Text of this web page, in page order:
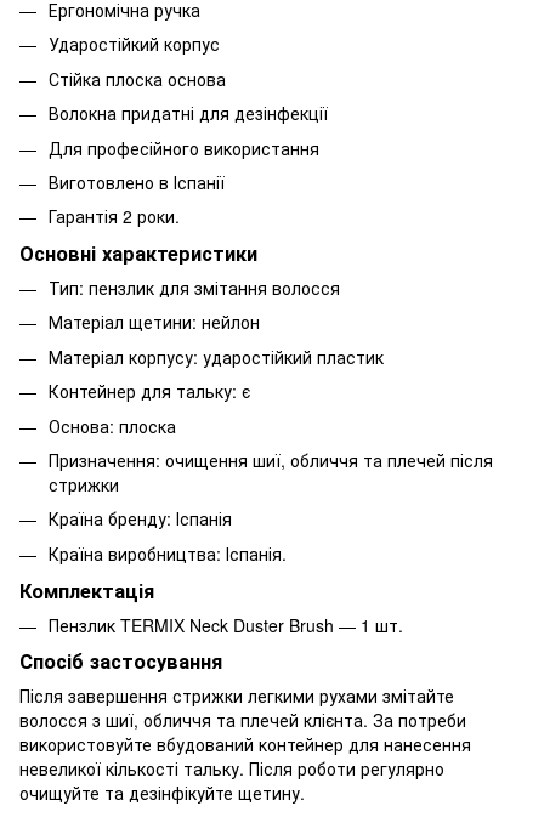
Ергономічна ручка
Ударостійкий корпус
Стійка плоска основа
Волокна придатні для дезінфекції
Для професійного використання
Виготовлено в Іспанії
Гарантія 2 роки.
Основні характеристики
Тип: пензлик для змітання волосся
Матеріал щетини: нейлон
Матеріал корпусу: ударостійкий пластик
Контейнер для тальку: є
Основа: плоска
Призначення: очищення шиї, обличчя та плечей після
стрижки
Країна бренду: Іспанія
Країна виробництва: Іспанія.
Комплектація
Пензлик TERMIX Neck Duster Brush — 1 шт.
Спосіб застосування
Після завершення стрижки легкими рухами змітайте
волосся з шиї, обличчя та плечей клієнта. За потреби
використовуйте вбудований контейнер для нанесення
невеликої кількості тальку. Після роботи регулярно
очищуйте та дезінфікуйте щетину.